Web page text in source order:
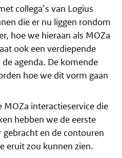
collega’s van Logius
die er nu liggen rondom
hoe we hieraan als MOZa
ook een verdiepende
agenda. De komende
hoe we dit vorm gaan
MOZa interactieservice die
hebben we de eerste
en de contouren
eruit zou kunnen zien.